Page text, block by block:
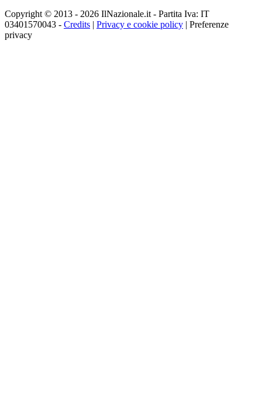
Copyright © 2013 - 2026 IlNazionale.it - Partita Iva: IT
03401570043 - Credits | Privacy e cookie policy | Preferenze
privacy